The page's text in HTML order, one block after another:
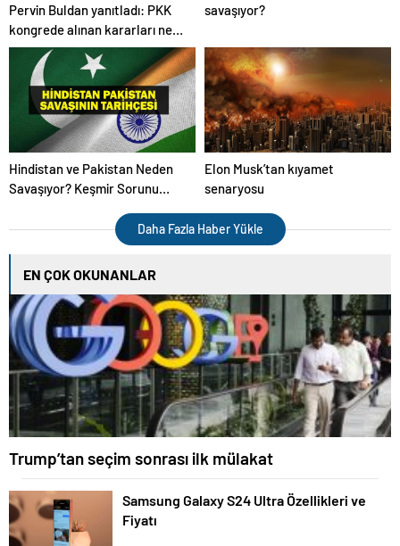
Pervin Buldan yanıtladı: PKK
kongrede alınan kararları ne
zaman açıklayacak?
savaşıyor?
Hindistan ve Pakistan Neden
Savaşıyor? Keşmir Sorunu
İşte Hindistan Pakistan
Savaşının Tarihçesi!
Elon Musk’tan kıyamet
senaryosu
Daha Fazla Haber Yükle
EN ÇOK OKUNANLAR
Trump’tan seçim sonrası ilk mülakat
Samsung Galaxy S24 Ultra Özellikleri ve
Fiyatı